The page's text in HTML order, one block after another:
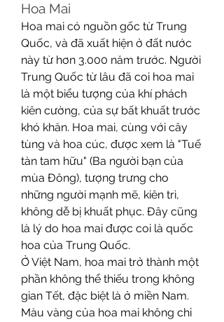
Hoa Mai
Hoa mai có nguồn gốc từ Trung
Quốc, và đã xuất hiện ở đất nước
này từ hơn 3.000 năm trước. Người
Trung Quốc từ lâu đã coi hoa mai
là một biểu tượng của khí phách
kiên cường, của sự bất khuất trước
khó khăn. Hoa mai, cùng với cây
tùng và hoa cúc, được xem là "Tuế
tàn tam hữu" (Ba người bạn của
mùa Đông), tượng trưng cho
những người mạnh mẽ, kiên trì,
không dễ bị khuất phục. Đây cũng
là lý do hoa mai được coi là quốc
hoa của Trung Quốc.
Ở Việt Nam, hoa mai trở thành một
phần không thể thiếu trong không
gian Tết, đặc biệt là ở miền Nam.
Màu vàng của hoa mai không chỉ